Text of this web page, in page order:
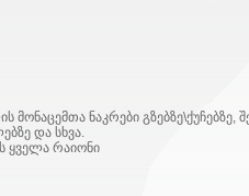
ნაკრები გზებზე\ქუჩებზე,
და სხვა.
ყველა რაიონი